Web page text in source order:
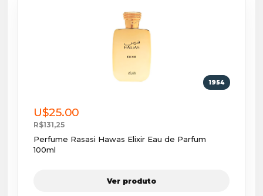
1954
U$25.00
R$131,25
Perfume Rasasi Hawas Elixir Eau de Parfum
100ml
Ver produto